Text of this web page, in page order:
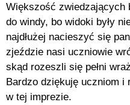
Większość zwiedzających
do windy, bo widoki były
najdłużej nacieszyć się
zjeździe nasi uczniowie
skąd rozeszli się pełni
Bardzo dziękuję uczniom i
w tej imprezie.